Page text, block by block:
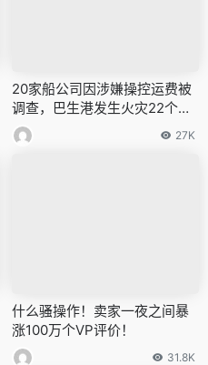
20家船公司因涉嫌操控运费被
调查，巴生港发生火灾22个集
装箱被烧毁
27K
什么骚操作！卖家一夜之间暴
涨100万个VP评价！
31.8K